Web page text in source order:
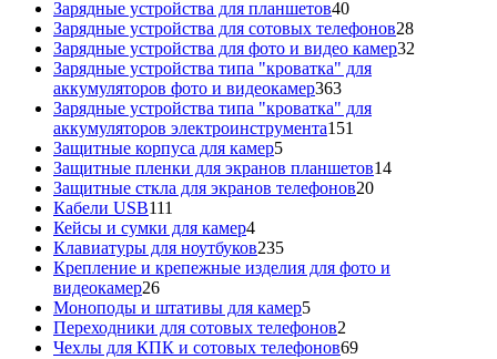
Зарядные устройства для планшетов4040
товаров
Зарядные устройства для сотовых телефонов2828
товаров
Зарядные устройства для фото и видео камер32
Зарядные устройства типа "кроватка" для
аккумуляторов фото и видеокамер363363
товара
Зарядные устройства типа "кроватка" для
аккумуляторов электроинструмента151
Защитные корпуса для камер55
товаров
Защитные пленки для экранов планшетов1414
Защитные сткла для экранов телефонов2020
Кабели USB111
товаров
Кейсы и сумки для камер44
товара
Клавиатуры для ноутбуков235235
товаров
Крепление и крепежные изделия для фото и
видеокамер2626
товаров
Моноподы и штативы для камер55
товаров
Переходники для сотовых телефонов2
товара
Чехлы для КПК и сотовых телефонов6969